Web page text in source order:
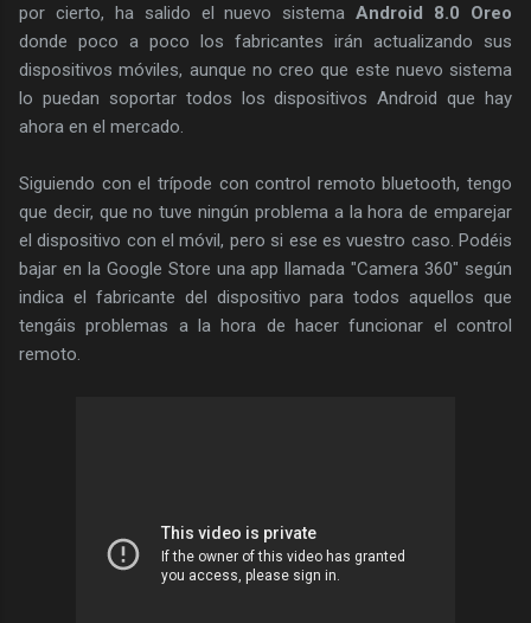
por cierto, ha salido el nuevo sistemaAndroid 8.0 Oreo
donde poco a poco los fabricantes irán actualizando sus
dispositivos móviles, aunque no creo que este nuevo sistema
lo puedan soportar todos los dispositivos Android que hay
ahora en el mercado.
Siguiendo con el trípode con control remoto bluetooth, tengo
que decir, que no tuve ningún problema a la hora de emparejar
el dispositivo con el móvil, pero si ese es vuestro caso. Podéis
bajar en la Google Store una app llamada "Camera 360" según
indica el fabricante del dispositivo para todos aquellos que
tengáis problemas a la hora de hacer funcionar el control
remoto.